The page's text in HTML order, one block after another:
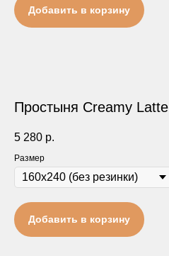
Добавить в корзину
Простыня Creamy Latte
5 280 р.
Размер
Добавить в корзину